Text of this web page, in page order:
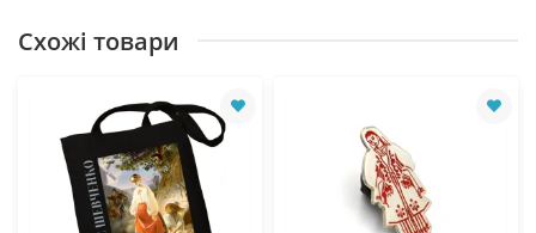
Схожі товари